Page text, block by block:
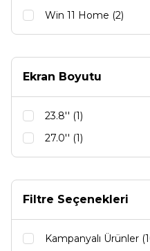
Win 11 Home (2)
Ekran Boyutu
23.8'' (1)
27.0'' (1)
Filtre Seçenekleri
Kampanyalı Ürünler